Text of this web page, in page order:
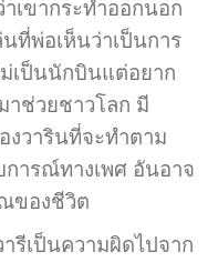
ากระทำออกนอก
ที่พ่อเห็นว่าเป็นการ
เป็นนักบินแต่อยาก
ช่วยชาวโลก มี
งวารินที่จะทำตาม
ารณ์ทางเพศ อันอาจ
ของชีวิต
ป็นความผิดไปจาก